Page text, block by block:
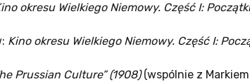
okresu Wielkiego Niemowy. Część I: Początki
Kino okresu Wielkiego Niemowy. Część I:
Prussian Culture” (1908)(wspólnie z